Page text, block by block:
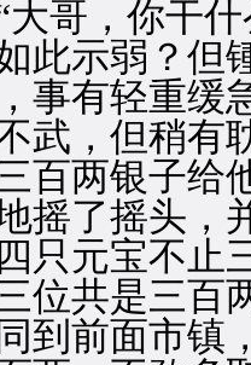
大哥，你干
此示弱？但
事有轻重缓
武，但稍有
百两银子给
摇了摇头，
只元宝不止
位共是三百
到前面市镇